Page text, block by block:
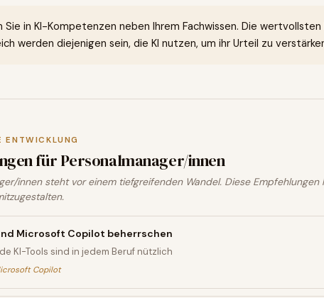
Sie in KI-Kompetenzen neben Ihrem Fachwissen. Die wertvollsten
werden diejenigen sein, die KI nutzen, um ihr Urteil zu
ENTWICKLUNG
für Personalmanager/innen
innen steht vor einem tiefgreifenden Wandel. Diese Empfehlungen
Microsoft Copilot beherrschen
KI-Tools sind in jedem Beruf nützlich
Copilot